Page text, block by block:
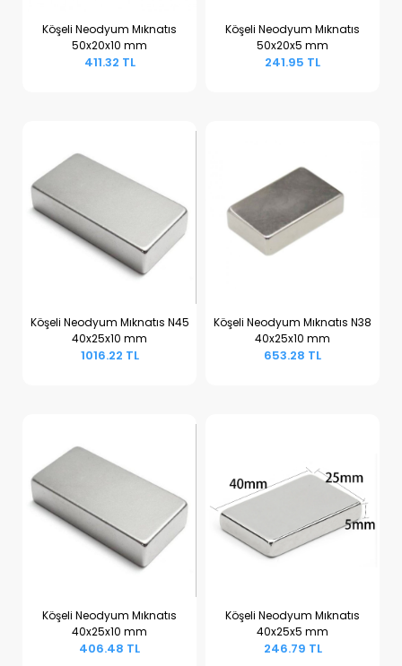
Sepete Ekle
Köşeli Neodyum Mıknatıs
50x20x10 mm
411.32 TL
Sepete Ekle
Köşeli Neodyum Mıknatıs
50x20x5 mm
241.95 TL
Sepete Ekle
Köşeli Neodyum Mıknatıs N45
40x25x10 mm
1016.22 TL
Sepete Ekle
Köşeli Neodyum Mıknatıs N38
40x25x10 mm
653.28 TL
Sepete Ekle
Köşeli Neodyum Mıknatıs
40x25x10 mm
406.48 TL
Sepete Ekle
Köşeli Neodyum Mıknatıs
40x25x5 mm
246.79 TL